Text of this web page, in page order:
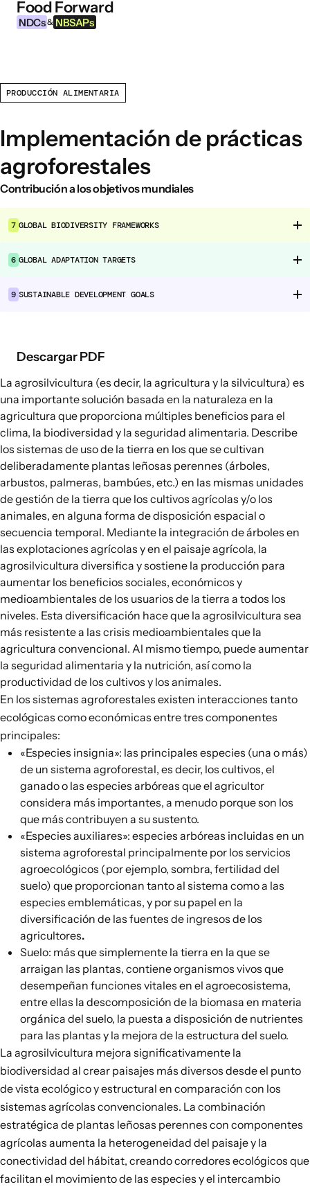
Ir al contenido
Food Forward
NDCs & NBSAPs
INFORMACIÓN
Acerca de esta herramienta
¿Qué son los NDCs?
¿Qué son las NBSAPs?
Por qué actuar sobre la agricultura y los
sistemas alimentarios
Entorno alimentario
Gobernanza alimentaria
Consumo alimentario
EXPLORAR
Opciones políticas en agricultura y
sistemas alimentarios
Conexiones
PRODUCCIÓN ALIMENTARIA
Implementación de prácticas
agroforestales
Contribución a los objetivos mundiales
7 GLOBAL BIODIVERSITY FRAMEWORKS
6 GLOBAL ADAPTATION TARGETS
9 SUSTAINABLE DEVELOPMENT GOALS
Descargar PDF
La agrosilvicultura (es decir, la agricultura y la silvicultura) es
una importantesolución basada en la naturaleza en la
agricultura que proporciona múltiples beneficios para el
clima, la biodiversidad y la seguridad alimentaria. Describe
los sistemas de uso de la tierra en los que se cultivan
deliberadamente plantas leñosas perennes (árboles,
arbustos, palmeras, bambúes, etc.) en las mismas unidades
de gestión de la tierra que los cultivos agrícolas y/o los
animales, en alguna forma de disposición espacial o
secuencia temporal. Mediante la integración de árboles en
las explotaciones agrícolas y en el paisaje agrícola, la
agrosilvicultura diversifica y sostiene la producción para
aumentar los beneficios sociales, económicos y
medioambientales de los usuarios de la tierra a todos los
niveles. Esta diversificación hace que la agrosilvicultura sea
más resistente a las crisis medioambientales que la
agricultura convencional. Al mismo tiempo, puede aumentar
la seguridad alimentaria y la nutrición, así como la
productividad de los cultivos y los animales.
En los sistemas agroforestales existen interacciones tanto
ecológicas como económicas entretres componentes
principales:
«Especies insignia»: las principales especies (una o más)
de un sistema agroforestal, es decir, los cultivos, el
ganado o las especies arbóreas que el agricultor
considera más importantes, a menudo porque son los
que más contribuyen a su sustento.
«Especies auxiliares»: especies arbóreas incluidas en un
sistema agroforestal principalmente por los servicios
agroecológicos (por ejemplo, sombra, fertilidad del
suelo) que proporcionan tanto al sistema como a las
especies emblemáticas, y por su papel en la
diversificación de las fuentes de ingresos de los
agricultores.
Suelo: más que simplemente la tierra en la que se
arraigan las plantas, contiene organismos vivos que
desempeñan funciones vitales en el agroecosistema,
entre ellas la descomposición de la biomasa en materia
orgánica del suelo, la puesta a disposición de nutrientes
para las plantas y la mejora de la estructura del suelo.
La agrosilvicultura mejora significativamente la
biodiversidad al crear paisajes más diversos desde el punto
de vista ecológico y estructural en comparación con los
sistemas agrícolas convencionales. La combinación
estratégica de plantas leñosas perennes con componentes
agrícolas aumenta la heterogeneidad del paisaje y la
conectividad del hábitat, creando corredores ecológicos que
facilitan el movimiento de las especies y el intercambio